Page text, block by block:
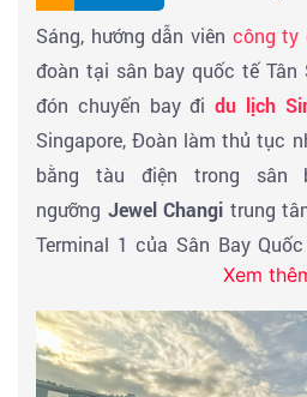
Sáng, hướng dẫn viên công ty
đoàn tại sân bay quốc tế
đón chuyến bay đidu lịch
Singapore, Đoàn làm thủ tục
bằng tàu điện trong sân
ngưỡng Jewel Changi trung
Terminal 1 của Sân Bay Quốc
Các địa điểm đạt hàng
nhưthác nước HSBC Water
Park,..Đoàn tự do lựa chọn
thực theo sở thích.
Xem